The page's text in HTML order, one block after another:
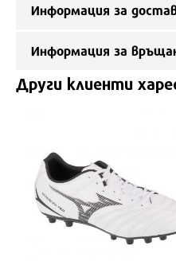
Информация за
Информация за
Други клиенти